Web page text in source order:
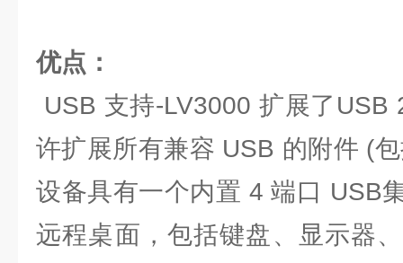
优点：
USB 支持-LV3000 扩展了USB
许扩展所有兼容 USB 的附件 (
设备具有一个内置 4 端口 USB
远程桌面，包括键盘、显示器